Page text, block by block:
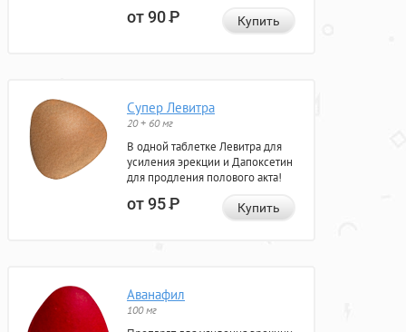
от 90Р Купить
Супер Левитра
20 + 60 мг
В одной таблетке Левитра для
усиления эрекции и Дапоксетин
для продления полового акта!
от 95Р Купить
Аванафил
100 мг